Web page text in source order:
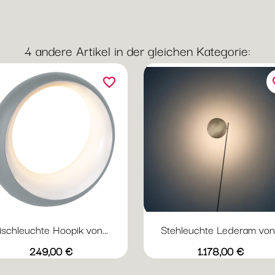
4 andere Artikel in der gleichen Kategorie:
Hoopik von...
Preis
249,00 €
favorite_border
Stehleuchte Lederam
Preis
1.178,00 €